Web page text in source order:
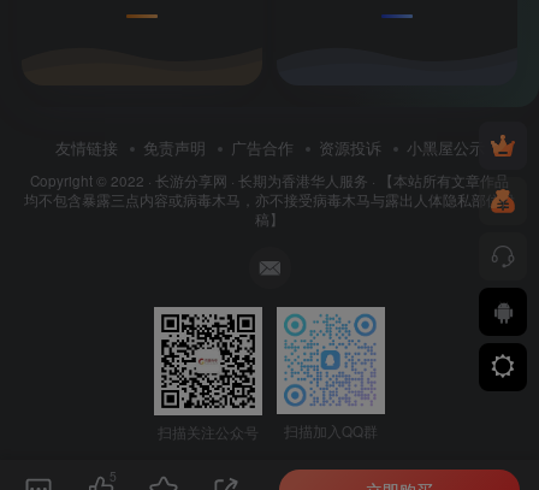
友情链接 免责声明 广告合作 资源投诉 小黑屋公示
Copyright © 2022 · 长游分享网 · 长期为香港华人服务 · 【本站所有文章作品
均不包含暴露三点内容或病毒木马，亦不接受病毒木马与露出人体隐私部位投
稿】
扫描关注公众号 扫描加入QQ群
5